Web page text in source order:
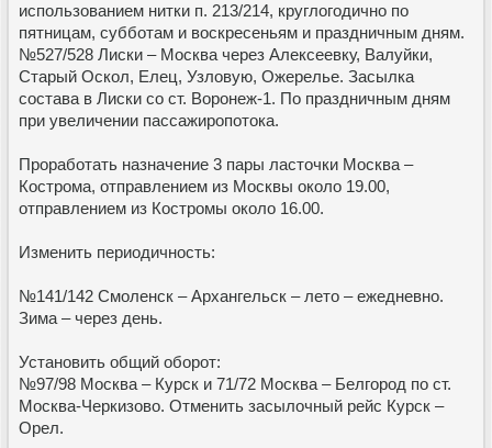
использованием нитки п. 213/214, круглогодично по
пятницам, субботам и воскресеньям и праздничным дням.
№527/528 Лиски – Москва через Алексеевку, Валуйки,
Старый Оскол, Елец, Узловую, Ожерелье. Засылка
состава в Лиски со ст. Воронеж-1. По праздничным дням
при увеличении пассажиропотока.
Проработать назначение 3 пары ласточки Москва –
Кострома, отправлением из Москвы около 19.00,
отправлением из Костромы около 16.00.
Изменить периодичность:
№141/142 Смоленск – Архангельск – лето – ежедневно.
Зима – через день.
Установить общий оборот:
№97/98 Москва – Курск и 71/72 Москва – Белгород по ст.
Москва-Черкизово. Отменить засылочный рейс Курск –
Орел.